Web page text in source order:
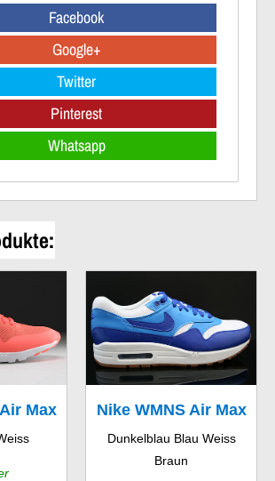
Facebook
Google+
Twitter
Pinterest
Whatsapp
Max
Nike WMNS Air Max
1 Vintage
Dunkelblau Blau Weiss
Braun